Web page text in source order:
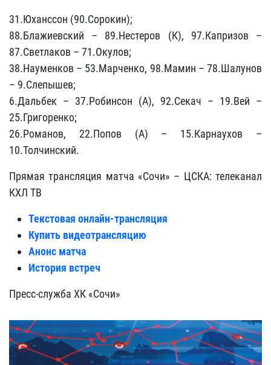
31.Юханссон (90.Сорокин);
88.Блажиевский – 89.Нестеров (К), 97.Капризов –
87.Светлаков – 71.Окулов;
38.Науменков – 53.Марченко, 98.Мамин – 78.Шалунов
– 9.Слепышев;
6.Дальбек – 37.Робинсон (А), 92.Секач – 19.Вей –
25.Григоренко;
26.Романов, 22.Попов (А) – 15.Карнаухов –
10.Толчинский.
Прямая трансляция матча «Сочи» – ЦСКА: телеканал
КХЛ ТВ
Текстовая онлайн-трансляция
Купить видеотрансляцию
Анонс матча
История встреч
Пресс-служба ХК «Сочи»